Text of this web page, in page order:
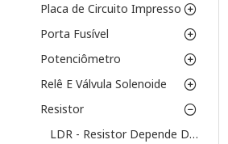
Placa de Circuito Impresso
Porta Fusível
Potenciômetro
Relê E Válvula Solenoide
Resistor
LDR - Resistor Depende De Luz